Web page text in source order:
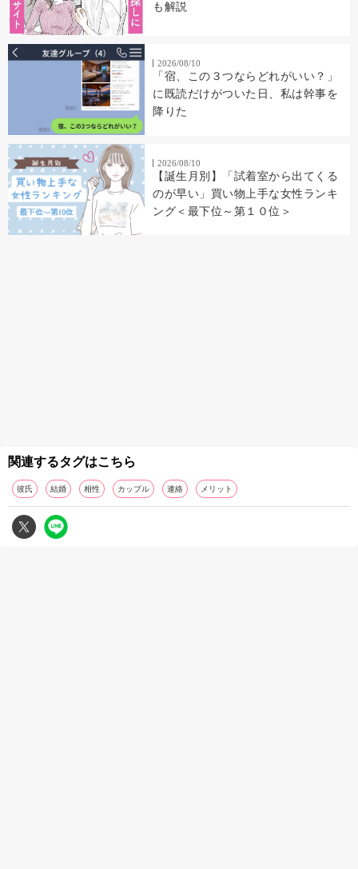
も解説
2026/08/10
「宿、この３つならどれがいい？」
に既読だけがついた日、私は幹事を
降りた
2026/08/10
【誕生月別】「試着室から出てくる
のが早い」買い物上手な女性ランキ
ング＜最下位～第１０位＞
関連するタグはこちら
彼氏 結婚 相性 カップル 連絡 メリット